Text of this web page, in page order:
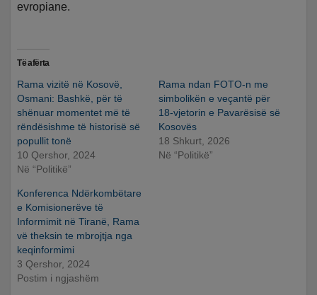
evropiane.
Të afërta
Rama vizitë në Kosovë,
Osmani: Bashkë, për të
shënuar momentet më të
rëndësishme të historisë së
popullit tonë
10 Qershor, 2024
Në “Politikë”
Rama ndan FOTO-n me
simbolikën e veçantë për
18-vjetorin e Pavarësisë së
Kosovës
18 Shkurt, 2026
Në “Politikë”
Konferenca Ndërkombëtare
e Komisionerëve të
Informimit në Tiranë, Rama
vë theksin te mbrojtja nga
keqinformimi
3 Qershor, 2024
Postim i ngjashëm